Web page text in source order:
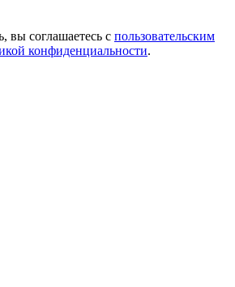
вы соглашаетесь с пользовательским
конфиденциальности.